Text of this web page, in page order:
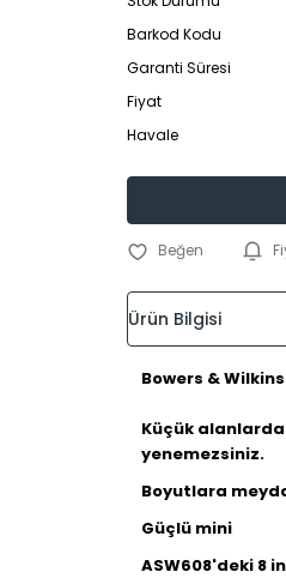
Barkod Kodu
Garanti Süresi
Fiyat
Havale
Ürün Bilgisi
Bowers &
Küçük alanlarda
yenemezsiniz.
Boyutlara
Güçlü mini
ASW608'deki 8